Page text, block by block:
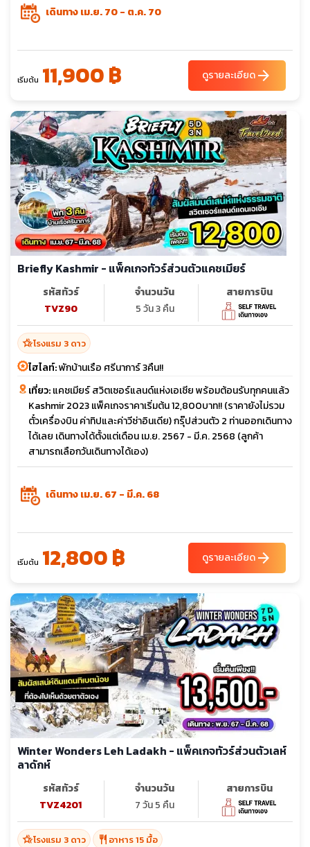
เดินทาง เม.ย. 70 - ต.ค. 70
เริ่มต้น 11,900 ฿ ดูรายละเอียดarrow_forward
Briefly Kashmir - แพ็คเกจทัวร์ส่วนตัวแคชเมียร์
รหัสทัวร์
TVZ90
จำนวนวัน
5 วัน 3 คืน
สายการบิน
hotel_classโรงแรม 3 ดาว
ไฮไลท์:พักบ้านเรือ ศรีนาการ์ 3คืน!!
เที่ยว:แคชเมียร์ สวิตเซอร์แลนด์แห่งเอเชีย พร้อมต้อนรับทุกคนแล้ว
Kashmir 2023 แพ็คเกจราคาเริ่มต้น 12,800บาท!! (ราคายังไม่รวม
ตั๋วเครื่องบิน ค่าทิปและค่าวีซ่าอินเดีย) กรุ๊ปส่วนตัว 2 ท่านออกเดินทาง
ได้เลย เดินทางได้ตั้งแต่เดือน เม.ย. 2567 - มี.ค. 2568 (ลูกค้า
สามารถเลือกวันเดินทางได้เอง)
เดินทาง เม.ย. 67 - มี.ค. 68
เริ่มต้น 12,800 ฿ ดูรายละเอียดarrow_forward
Winter Wonders Leh Ladakh - แพ็คเกจทัวร์ส่วนตัวเลห์
ลาดักห์
รหัสทัวร์
TVZ4201
จำนวนวัน
7 วัน 5 คืน
สายการบิน
hotel_classโรงแรม 3 ดาว restaurant อาหาร 15 มื้อ